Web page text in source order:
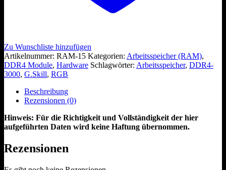
Zu Wunschliste hinzufügen
Artikelnummer: RAM-15 Kategorien: Arbeitsspeicher (RAM),
DDR4 Module, Hardware Schlagwörter: Arbeitsspeicher, DDR4-
3000, G.Skill, RGB
Beschreibung
Rezensionen (0)
Hinweis: Für die Richtigkeit und Vollständigkeit der hier
aufgeführten Daten wird keine Haftung übernommen.
Rezensionen